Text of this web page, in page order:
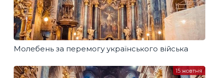
Молебень за перемогу українського війська
15 жовтня